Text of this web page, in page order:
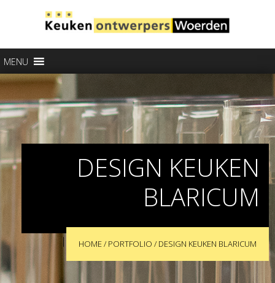
MENU
DESIGN KEUKEN
BLARICUM
HOME/ PORTFOLIO / DESIGN KEUKEN BLARICUM
|